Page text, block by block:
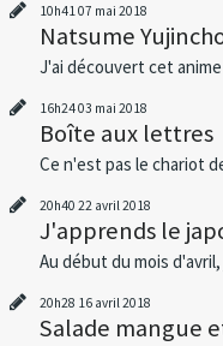
10h4107 mai 2018
Natsume
J'ai découvert cet
16h2403 mai 2018
Boîte aux lettres
Ce n'est pas le chariot
20h40 22 avril 2018
J'apprends le
Au début du mois
20h28 16 avril 2018
Salade mangue